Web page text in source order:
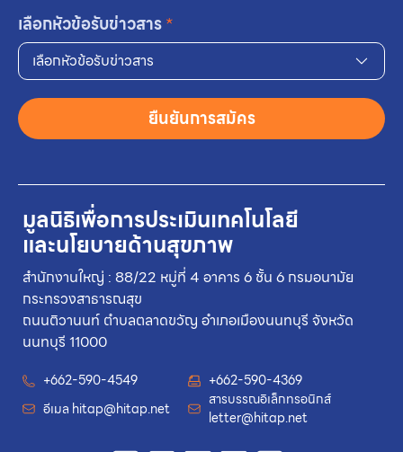
มูลนิธิเพื่อการประเมินเทคโนโลยี
และนโยบายด้านสุขภาพ
สำนักงานใหญ่ : 88/22 หมู่ที่ 4 อาคาร 6 ชั้น 6 กรมอนามัย
กระทรวงสาธารณสุข
ถนนติวานนท์ ตำบลตลาดขวัญ อำเภอเมืองนนทบุรี จังหวัด
นนทบุรี 11000
+662-590-4549
+662-590-4369
อีเมล hitap@hitap.net
สารบรรณอิเล็กทรอนิกส์
letter@hitap.net
เลือกหัวข้อรับข่าวสาร*
เลือกหัวข้อรับข่าวสาร
ยืนยันการสมัคร